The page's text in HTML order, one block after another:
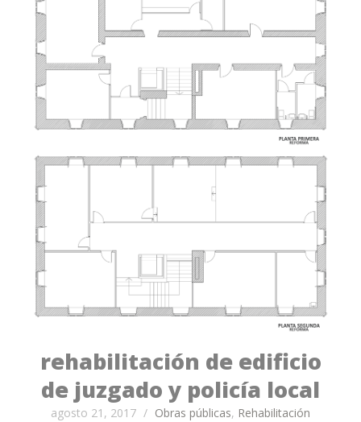
rehabilitación de edificio
de juzgado y policía local
agosto 21, 2017 / Obras públicas, Rehabilitación